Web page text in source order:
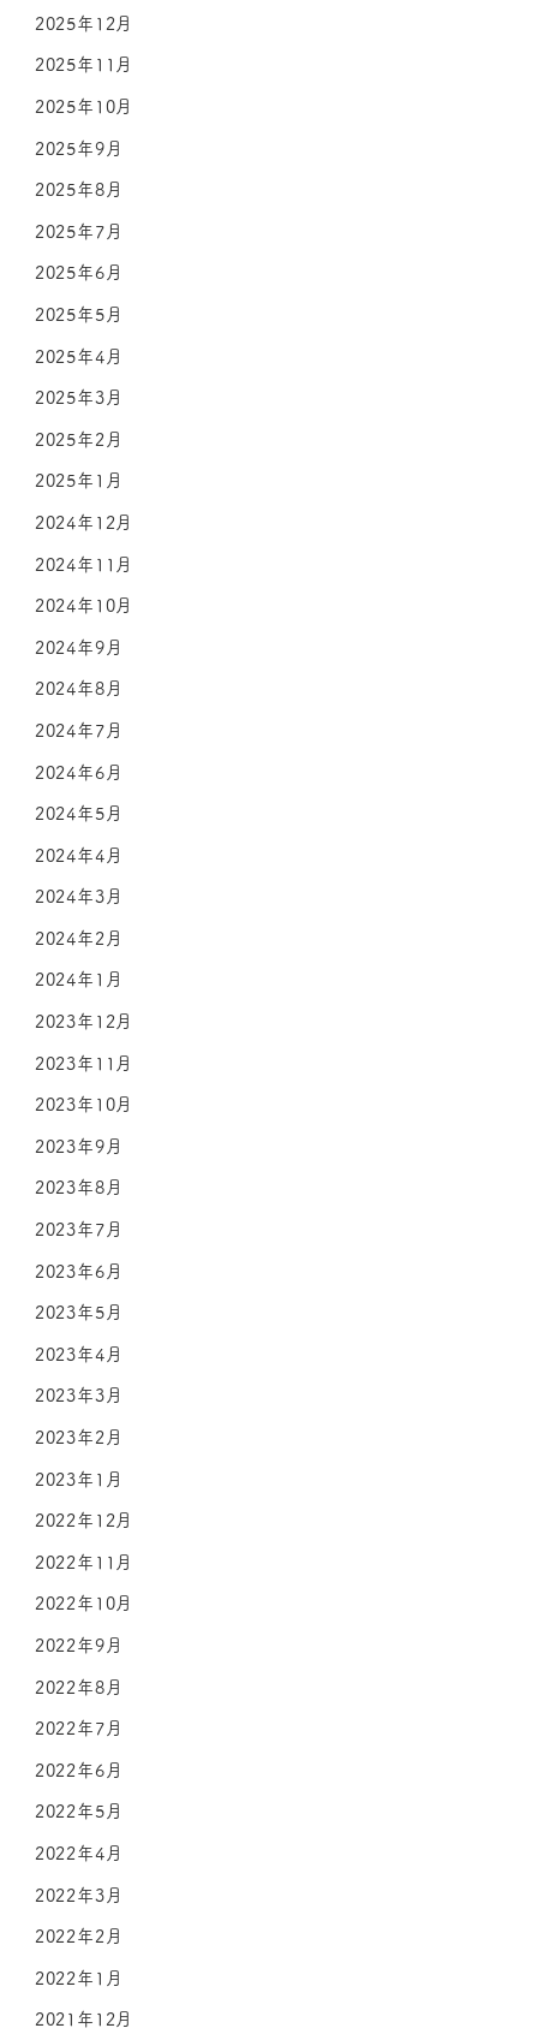
2025年12月
2025年11月
2025年10月
2025年9月
2025年8月
2025年7月
2025年6月
2025年5月
2025年4月
2025年3月
2025年2月
2025年1月
2024年12月
2024年11月
2024年10月
2024年9月
2024年8月
2024年7月
2024年6月
2024年5月
2024年4月
2024年3月
2024年2月
2024年1月
2023年12月
2023年11月
2023年10月
2023年9月
2023年8月
2023年7月
2023年6月
2023年5月
2023年4月
2023年3月
2023年2月
2023年1月
2022年12月
2022年11月
2022年10月
2022年9月
2022年8月
2022年7月
2022年6月
2022年5月
2022年4月
2022年3月
2022年2月
2022年1月
2021年12月